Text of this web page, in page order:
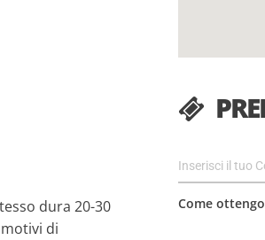
dura 20-30
di
Come